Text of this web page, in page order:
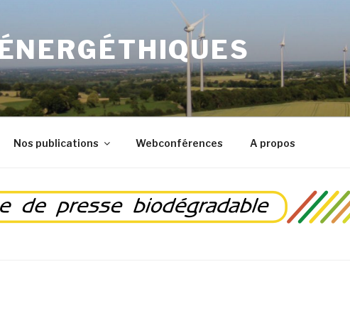
Nos publications Webconférences A propos